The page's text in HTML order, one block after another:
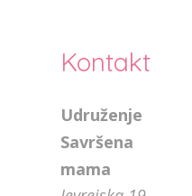
Kontakt
Udruženje
Savršena
mama